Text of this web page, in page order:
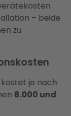
– beide
zu
je nach
8.000 und